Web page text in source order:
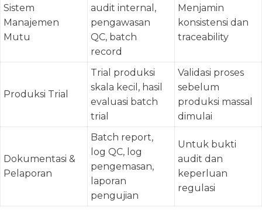
Sistem
Manajemen
Mutu
audit internal,
pengawasan
QC, batch
record
Menjamin
konsistensi dan
traceability
Produksi Trial
Trial produksi
skala kecil, hasil
evaluasi batch
trial
Validasi proses
sebelum
produksi massal
dimulai
Dokumentasi &
Pelaporan
Batch report,
log QC, log
pengemasan,
laporan
pengujian
Untuk bukti
audit dan
keperluan
regulasi